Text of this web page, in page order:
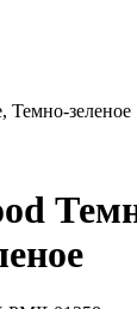
Темно-зеленое